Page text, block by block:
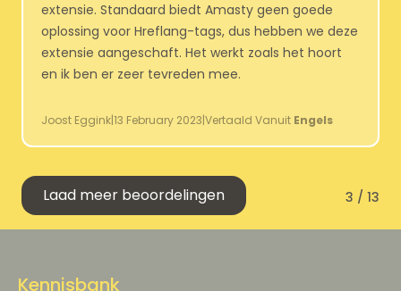
extensie. Standaard biedt Amasty geen goede
oplossing voor Hreflang-tags, dus hebben we deze
extensie aangeschaft. Het werkt zoals het hoort
en ik ben er zeer tevreden mee.
Joost Eggink|13 February 2023|Vertaald Vanuit Engels
Laad meer beoordelingen 3 / 13
Kennisbank